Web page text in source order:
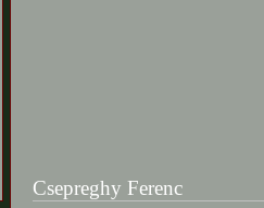
Csepreghy Ferenc